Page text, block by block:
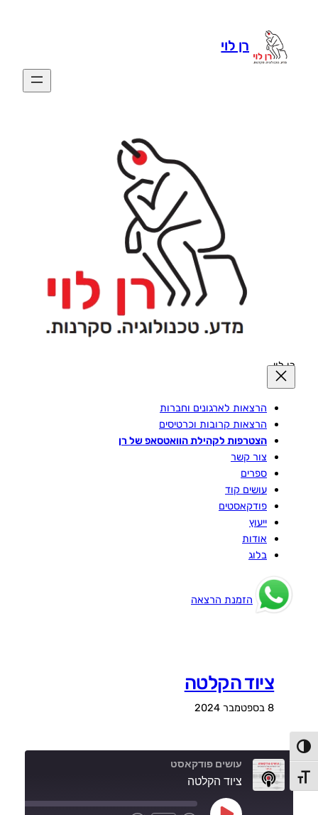
הפעל/כבה ניגודיות גבוהה
מתג גודל גופן
רן לוי
רן לוי
הרצאות לארגונים וחברות
הרצאות קרובות וכרטיסים
הצטרפות לקהילת הוואטסאפ של רן
צור קשר
ספרים
עושים קוד
פודקאסטים
ייעוץ
אודות
בלוג
הזמנת הרצאה
ציוד הקלטה
8 בספטמבר 2024
עושים פודקאסט
ציוד הקלטה